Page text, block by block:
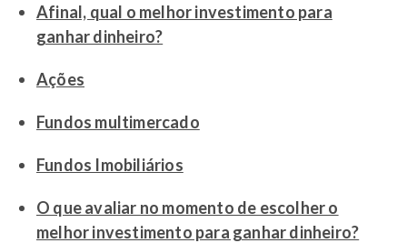
Afinal, qual o melhor investimento para
ganhar dinheiro?
Ações
Fundos multimercado
Fundos Imobiliários
O que avaliar no momento de escolher o
melhor investimento para ganhar dinheiro?